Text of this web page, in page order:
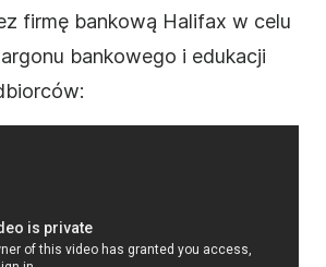
firmę bankową Halifax w celu
bankowego i edukacji